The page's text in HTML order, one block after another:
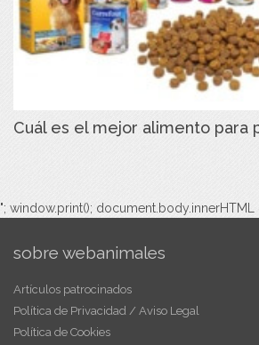
Cuál es el mejor alimento para
"; window.print(); document.body.innerHTML
sobre webanimales
Artículos patrocinados
Política de Privacidad / Aviso Legal
Política de Cookies